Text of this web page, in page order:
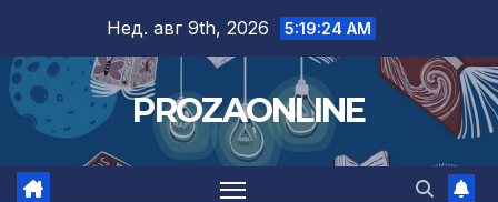
content
Нед. авг 9th, 2026 5:19:25 AM
PROZAONLINE